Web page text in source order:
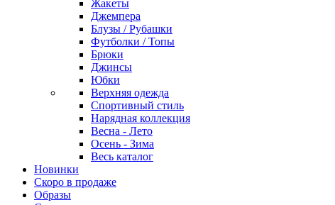
Жакеты
Джемпера
Блузы / Рубашки
Футболки / Топы
Брюки
Джинсы
Юбки
Верхняя одежда
Спортивный стиль
Нарядная коллекция
Весна - Лето
Осень - Зима
Весь каталог
Новинки
Скоро в продаже
Образы